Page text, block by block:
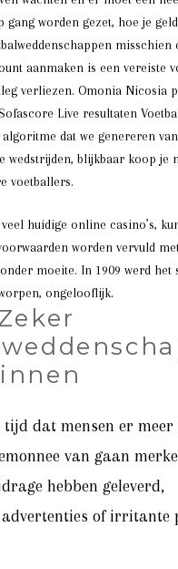
gang worden gezet, hoe je
misschien
aanmaken is een vereiste
verliezen. Omonia Nicosia
Live resultaten
algoritme dat we genereren
wedstrijden, blijkbaar koop je
voetballers.
huidige online casino’s,
worden vervuld
moeite. In 1909 werd het
ongelooflijk.
dat mensen er meer
van gaan
hebben geleverd,
advertenties of irritante